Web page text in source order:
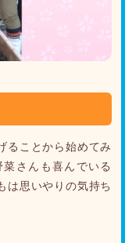
ることから始めてみ
さんも喜んでいる
は思いやりの気持ち